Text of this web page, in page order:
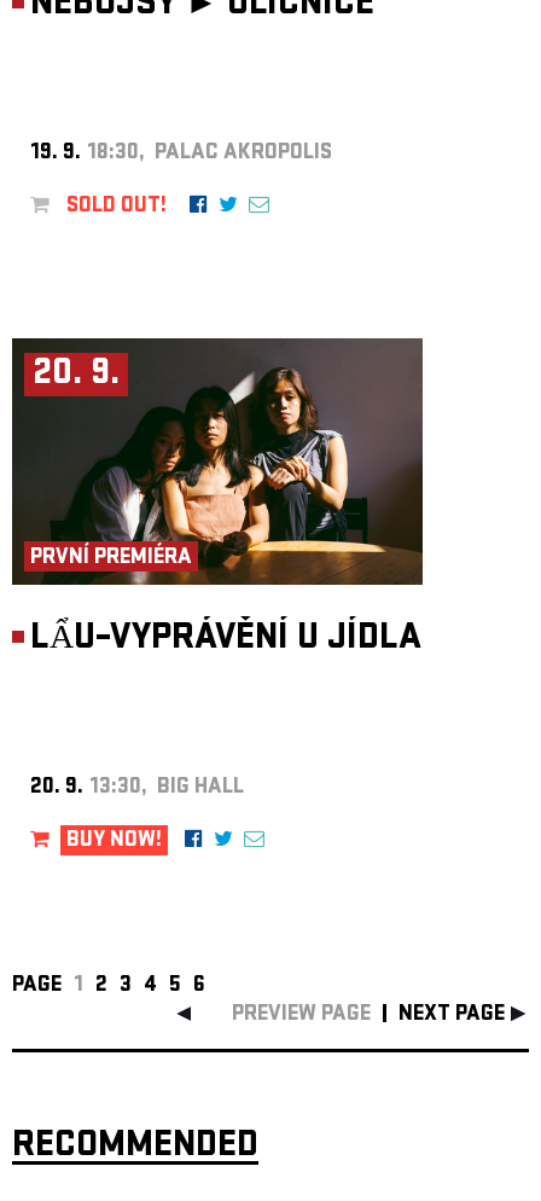
19. 9. 18:30, PALAC AKROPOLIS
SOLD OUT!
20. 9.
PRVNÍ PREMIÉRA
LẨU–VYPRÁVĚNÍ U JÍDLA
20. 9. 13:30, BIG HALL
BUY NOW!
PAGE 1 2 3 4 5 6
PREVIEW PAGE
NEXT PAGE
RECOMMENDED